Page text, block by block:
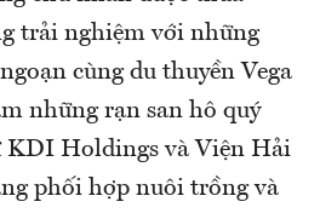
trải nghiệm với những
cùng du thuyền Vega
những rạn san hô quý
KDI Holdings và Viện Hải
phối hợp nuôi trồng và